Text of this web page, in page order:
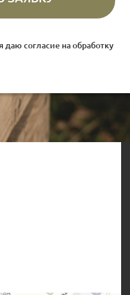
даю согласие наобработку